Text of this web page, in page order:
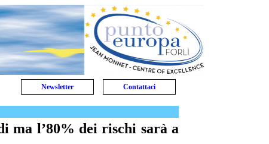
Newsletter Contattaci
ma l’80% dei rischi sarà a